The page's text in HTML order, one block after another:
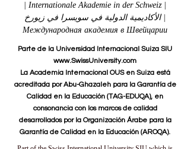
| Internationale Akademie in der Schweiz |
الأكاديمية الدولية في سويسرا في زيورخ |
Международная академия в Швейцарии
Parte de la Universidad Internacional Suiza SIU
www.SwissUniversity.com
La Academia Internacional OUS en Suiza está
acreditada por Abu-Ghazaleh para la Garantía de
Calidad en la Educación (TAG-EDUQA), en
consonancia con los marcos de calidad
desarrollados por la Organización Árabe para la
Garantía de Calidad en la Educación (AROQA).